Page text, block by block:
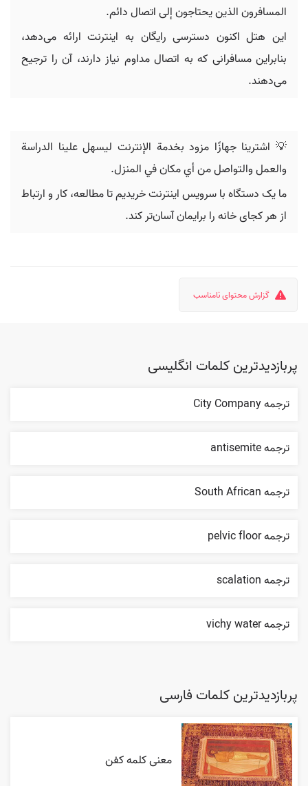
المسافرون الذين يحتاجون إلى اتصال دائم.
این هتل اکنون دسترسی رایگان به اینترنت ارائه می‌دهد،
بنابراین مسافرانی که به اتصال مداوم نیاز دارند، آن را ترجیح
می‌دهند.
💡 اشترينا جهازًا مزود بخدمة الإنترنت ليسهل علينا الدراسة
والعمل والتواصل من أي مكان في المنزل.
ما یک دستگاه با سرویس اینترنت خریدیم تا مطالعه، کار و ارتباط
از هر کجای خانه را برایمان آسان‌تر کند.
گزارش محتوای نامناسب
پربازدیدترین کلمات انگلیسی
ترجمه City Company
ترجمه antisemite
ترجمه South African
ترجمه pelvic floor
ترجمه scalation
ترجمه vichy water
پربازدیدترین کلمات فارسی
معنی کلمه کفن